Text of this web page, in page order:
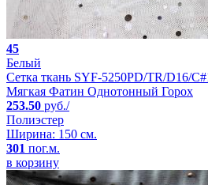
45
Белый
Сетка ткань SYF-5250PD/TR/D16/
Мягкая Фатин Однотонный Горох
253.50 руб./
Полиэстер
Ширина: 150 см.
301 пог.м.
в корзину